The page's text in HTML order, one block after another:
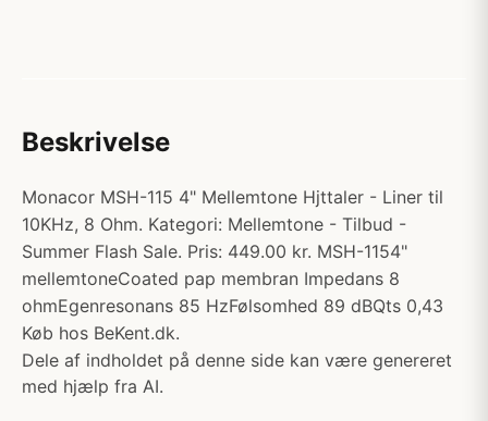
Beskrivelse
Monacor MSH-115 4" Mellemtone Hjttaler - Liner til
10KHz, 8 Ohm. Kategori: Mellemtone - Tilbud -
Summer Flash Sale. Pris: 449.00 kr. MSH-1154"
mellemtoneCoated pap membran Impedans 8
ohmEgenresonans 85 HzFølsomhed 89 dBQts 0,43
Køb hos BeKent.dk.
Dele af indholdet på denne side kan være genereret
med hjælp fra AI.